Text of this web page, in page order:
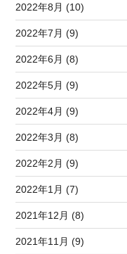
2022年8月 (10)
2022年7月 (9)
2022年6月 (8)
2022年5月 (9)
2022年4月 (9)
2022年3月 (8)
2022年2月 (9)
2022年1月 (7)
2021年12月 (8)
2021年11月 (9)